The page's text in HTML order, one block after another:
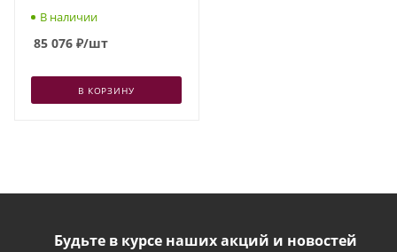
В наличии
85 076 ₽/шт
В КОРЗИНУ
Будьте в курсе наших акций и новостей